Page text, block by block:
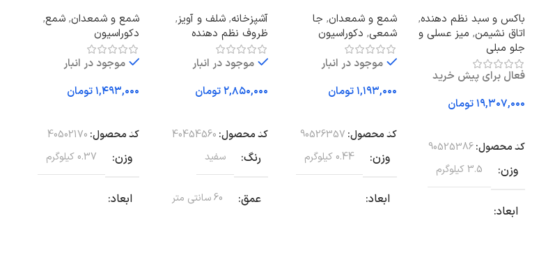
باکس و سبد نظم دهنده,
اتاق نشیمن, میز عسلی و
جلو مبلی
فعال برای پیش خرید
تومان
کد محصول:90525386
وزن 3.5 کیلوگرم
ابعاد
شمع و شمعدان, جا
شمعی, دکوراسیون
موجود در انبار
تومان
کد محصول: 90526357
وزن 0.44 کیلوگرم
ابعاد
آشپزخانه,شلف و آویز,
ظروف نظم دهنده
موجود در انبار
تومان
کد محصول: 40454560
رنگ سفید
عمق 60 سانتی متر
شمع و شمعدان,شمع,
دکوراسیون
موجود در انبار
تومان
کد محصول: 40502170
وزن 0.37 کیلوگرم
ابعاد